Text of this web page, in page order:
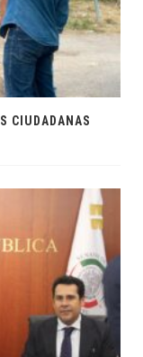
CIUDADANAS